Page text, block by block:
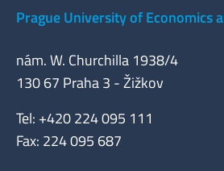
Prague University of Economics
nám. W. Churchilla 1938/4
130 67 Praha 3 - Žižkov
Tel: +420 224 095 111
Fax: 224 095 687